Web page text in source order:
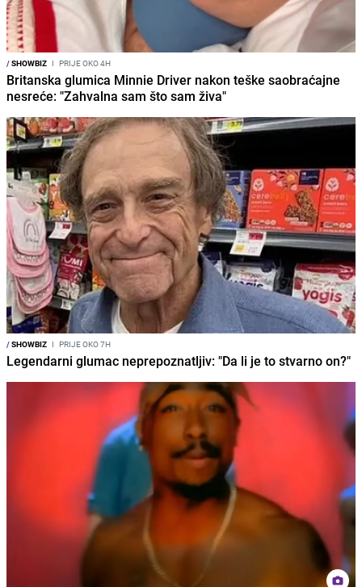
/SHOWBIZ I PRIJE OKO 4H
Britanska glumica Minnie Driver nakon teške saobraćajne
nesreće: "Zahvalna sam što sam živa"
/SHOWBIZ I PRIJE OKO 7H
Legendarni glumac neprepoznatljiv: "Da li je to stvarno on?"